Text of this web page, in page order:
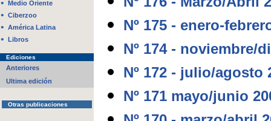
• Medio Oriente
• Ciberzoo
• América Latina
• Libros
Ediciones
Anteriores
Ultima edición
Otras publicaciones
Nº 175 - enero-
Nº 174 - noviembre/
Nº 172 - julio/agosto
Nº 171 mayo/junio